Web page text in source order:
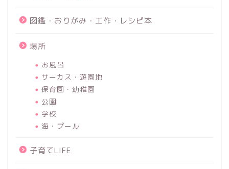
図鑑・おりがみ・工作・レシピ本
場所
お風呂
サーカス・遊園地
保育園・幼稚園
公園
学校
海・プール
子育てLIFE